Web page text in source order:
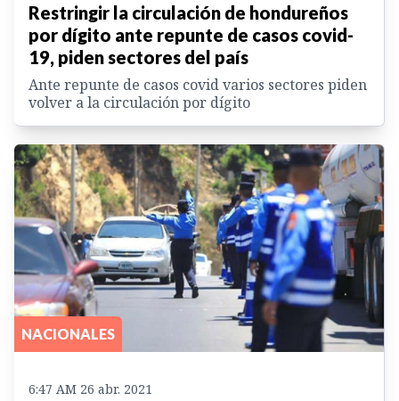
Restringir la circulación de hondureños
por dígito ante repunte de casos covid-
19, piden sectores del país
Ante repunte de casos covid varios sectores piden
volver a la circulación por dígito
NACIONALES
6:47 AM 26 abr. 2021